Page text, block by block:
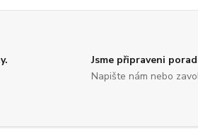
Jsme připraveni
Napište nám nebo